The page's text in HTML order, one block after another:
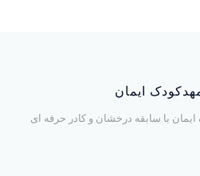
ایمان
با سابقه درخشان و کادر حرفه ای